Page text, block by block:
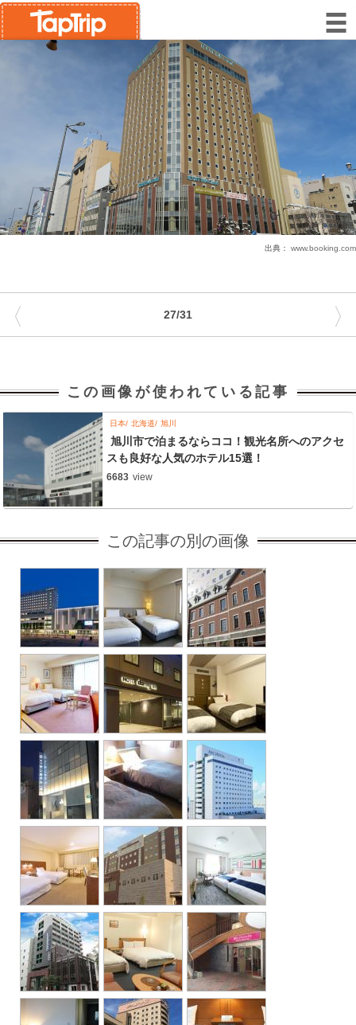
出典： www.booking.com
27/31
〈 〉
この画像が使われている記事
日本 北海道 旭川
旭川市で泊まるならココ！観光名所へのアクセ
スも良好な人気のホテル15選！
6683 view
この記事の別の画像